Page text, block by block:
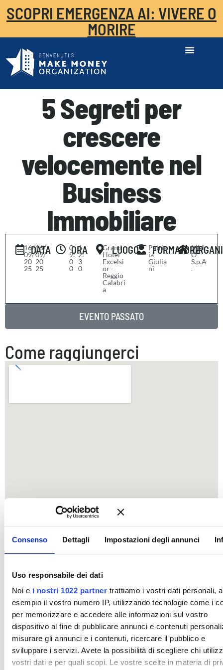
Consenso Dettagli Impostazioni degli annunci
Uso responsabile dei dati
Noi e i nostri 1022 partnertrattiamo i vostri dati personali,
esempio il vostro numero IP, utilizzando tecnologie come i
per memorizzare e accedere alle informazioni sul vostro
dispositivo al fine di pubblicare annunci e contenuti
misurare gli annunci e i contenuti, ricercare il pubblico e
sviluppare i servizi. Avete la possibilità di scegliere chi
vostri dati e per quali scopi. Le vostre scelte in materia di
SCOPRI EMERGENZA AI: VIVERE O
MORIRE
5 Segreti per
crescere
velocemente nel
Business
Immobiliare
DATA
16/
09/
20
25
-16/
09/
20
25
ORA
0
9:
0
0
-1
2:
3
0
LUOGO
Grand
Hotel
Excelsi
or -
Reggio
Calabri
a
FORMATORE
Patriz
ia
Giulia
ni
MM
O
S.p.A
.
EVENTO PASSATO
Come raggiungerci